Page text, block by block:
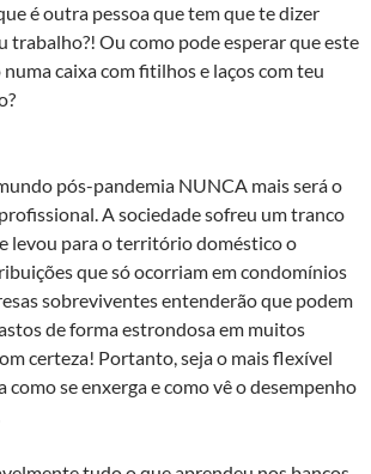
é outra pessoa que tem que te dizer
trabalho?! Ou como pode esperar que este
caixa com fitilhos e laços com teu
pós-pandemia NUNCA mais será o
A sociedade sofreu um tranco
levou para o território doméstico o
que só ocorriam em condomínios
sobreviventes entenderão que podem
de forma estrondosa em muitos
certeza! Portanto, seja o mais flexível
como se enxerga e como vê o desempenho